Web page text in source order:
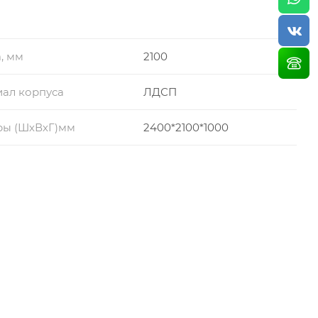
мм 2100
корпуса ЛДСП
(ШхВхГ)мм 2400*2100*1000